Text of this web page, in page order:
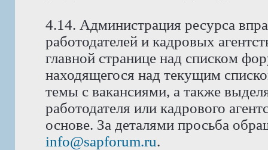
4.14. Администрация ресурса
работодателей и кадровых
главной странице над списком
находящегося над текущим
темы с вакансиями, а также
работодателя или кадрового
основе. За деталями просьба
info@sapforum.ru.